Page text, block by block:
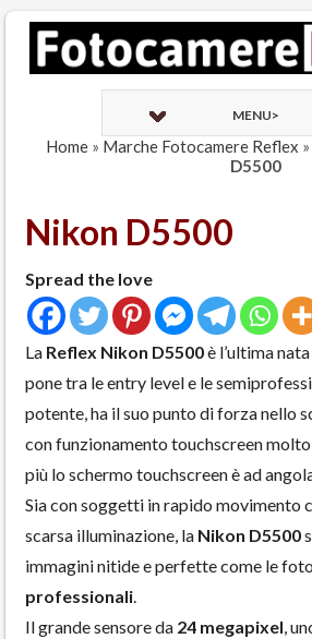
MENU>
Home » Marche Fotocamere Reflex »
D5500
Nikon D5500
Spread the love
La Reflex Nikon D5500è l’ultima
pone tra le entry level e le
potente, ha il suo punto di forza nello
con funzionamento touchscreen
più lo schermo touchscreen è ad
Sia con soggetti in rapido movimento
scarsa illuminazione, la Nikon D5500
immagini nitide e perfette come le
professionali
Il grande sensore da 24 megapixel ,